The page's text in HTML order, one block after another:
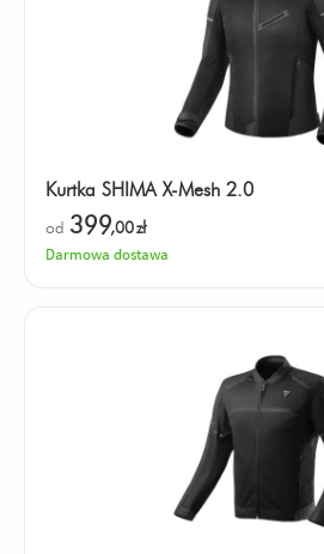
Kurtka SHIMA X-Mesh 2.0
od 399,00zł
Darmowa dostawa